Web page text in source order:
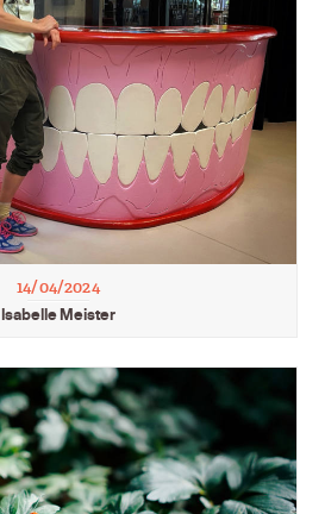
14/04/2024
Isabelle Meister